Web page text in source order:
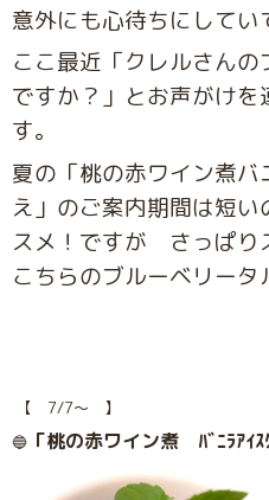
意外にも心待ちにして
ここ最近「クレルさん
ですか？」とお声がけを
す。
夏の「桃の赤ワイン煮
え」のご案内期間は短
スメ！ですが さっぱり
こちらのブルーベリー
【 7/7〜 】
🔵 「桃の赤ワイン煮 ﾊﾞﾆﾗｱｲｽ